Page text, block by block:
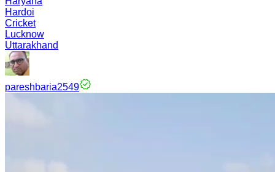
Hardoi
Cricket
Lucknow
Uttarakhand
pareshbaria2549